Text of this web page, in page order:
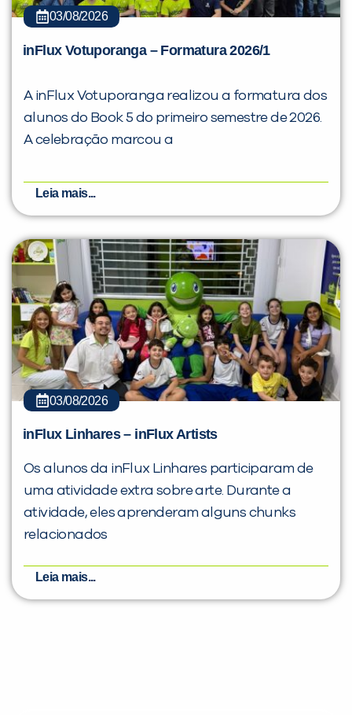
03/08/2026
inFlux Votuporanga – Formatura 2026/1
A inFlux Votuporanga realizou a formatura dos
alunos do Book 5 do primeiro semestre de 2026.
A celebração marcou a
Leia mais...
03/08/2026
inFlux Linhares – inFlux Artists
Os alunos da inFlux Linhares participaram de
uma atividade extra sobre arte. Durante a
atividade, eles aprenderam alguns chunks
relacionados
Leia mais...